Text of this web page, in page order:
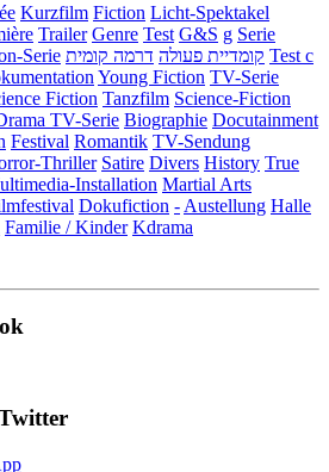
Kurzfilm Fiction Licht-Spektakel
Trailer Genre Test G&S g Serie
Serie קומדיית פעולה דרמה קומית
Test c
Young Fiction TV-Serie
Fiction Tanzfilm Science-Fiction
TV-Serie Biographie Docutainment
Festival Romantik TV-Sendung
Thriller Satire Divers History True
Installation Martial Arts
Dokufiction - Austellung Halle
Familie / Kinder Kdrama